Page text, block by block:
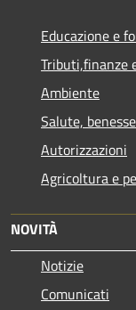
Educazione e
Tributi,finanze
Ambiente
Salute,
Autorizzazioni
Agricoltura e
NOVITÀ
Notizie
Comunicati